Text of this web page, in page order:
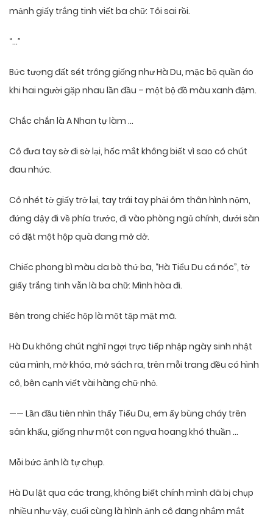
mảnh giấy trắng tinh viết ba chữ: Tôi sai rồi.
“…”
Bức tượng đất sét trông giống như Hà Du, mặc bộ quần áo
khi hai người gặp nhau lần đầu – một bộ đồ màu xanh đậm.
Chắc chắn là A Nhan tự làm …
Cô đưa tay sờ đi sờ lại, hốc mắt không biết vì sao có chút
đau nhức.
Cô nhét tờ giấy trở lại, tay trái tay phải ôm thân hình nộm,
đứng dậy đi về phía trước, đi vào phòng ngủ chính, dưới sàn
có đặt một hộp quà đang mở dở.
Chiếc phong bì màu da bò thứ ba, “Hà Tiểu Du cá nóc”, tờ
giấy trắng tinh vẫn là ba chữ: Mình hòa đi.
Bên trong chiếc hộp là một tập mật mã.
Hà Du không chút nghĩ ngợi trực tiếp nhập ngày sinh nhật
của mình, mở khóa, mở sách ra, trên mỗi trang đều có hình
cô, bên cạnh viết vài hàng chữ nhỏ.
—— Lần đầu tiên nhìn thấy Tiểu Du, em ấy bùng cháy trên
sân khấu, giống như một con ngựa hoang khó thuần …
Mỗi bức ảnh là tự chụp.
Hà Du lật qua các trang, không biết chính mình đã bị chụp
nhiều như vậy, cuối cùng là hình ảnh cô đang nhắm mắt